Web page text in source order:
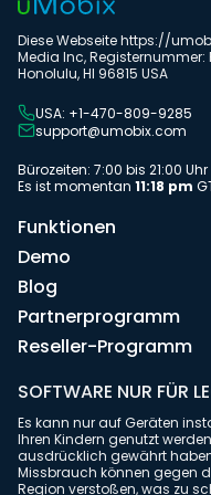
Diese Webseite https://
Media Inc, Registernummer:
Honolulu, HI 96815 USA
USA: +1-470-809-9285
support@umobix.com
Bürozeiten: 7:00 bis 21:00 Uhr
Es ist momentan 11:18 pm
Funktionen
Demo
Blog
Partnerprogramm
Reseller-Programm
SOFTWARE NUR FÜR
Es kann nur auf Geräten
Ihren Kindern genutzt
ausdrücklich gewährt
Missbrauch können gegen
Region verstoßen, was zu